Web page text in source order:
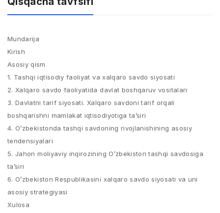
Mundarija
Kirish
Asosiy qism
1. Tashqi iqtisodiy faoliyat va xalqaro savdo siyosati
2. Xalqaro savdo faoliyatida davlat boshqaruv vositalari
3. Davlatni tarif siyosati. Xalqaro savdoni tarif orqali
boshqarishni mamlakat iqtisodiyotiga ta’siri
4. O’zbekistonda tashqi savdoning rivojlanishining asosiy
tendensiyalari
5. Jahon moliyaviy inqirozining O’zbekiston tashqi savdosiga
ta’siri
6. O’zbekiston Respublikasini xalqaro savdo siyosati va uni
asosiy strategiyasi
Xulosa